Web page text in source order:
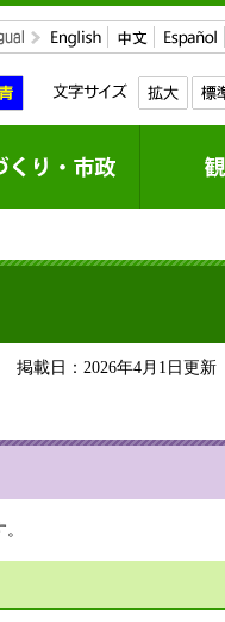
掲載日：2026年4月1日更新